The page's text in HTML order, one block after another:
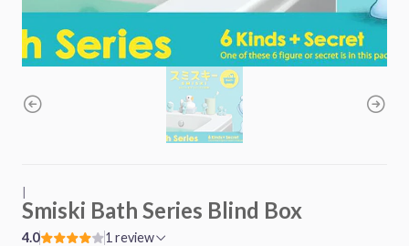
Smiski Bath Series Blind Box
4.0 1 review